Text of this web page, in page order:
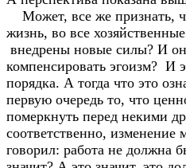
Может, все же признать,
жизнь, во все
внедрены новые силы? И
компенсировать эгоизм? И
порядка. А тогда что это
первую очередь то, что
померкнуть перед некими
соответственно,
говорил: работа не должна